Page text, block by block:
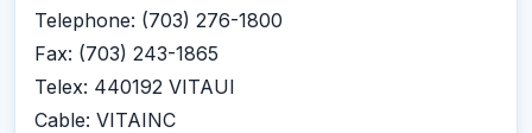
Telephone: (703) 276-1800
Fax: (703) 243-1865
Telex: 440192 VITAUI
Cable: VITAINC